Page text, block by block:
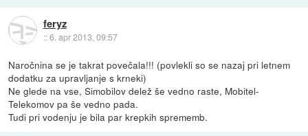
feryz
::6. apr 2013, 09:57
Naročnina se je takrat povečala!!! (povlekli so se nazaj pri letnem
dodatku za upravljanje s krneki)
Ne glede na vse, Simobilov delež še vedno raste, Mobitel-
Telekomov pa še vedno pada.
Tudi pri vodenju je bila par krepkih sprememb.